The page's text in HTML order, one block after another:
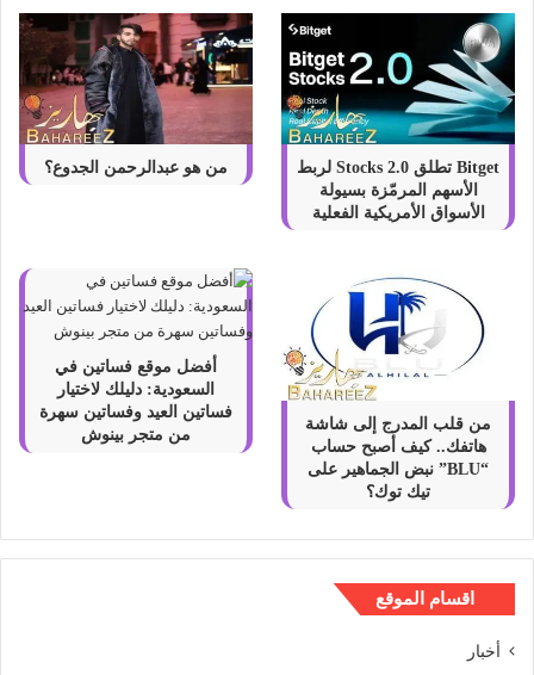
Bitget تطلق Stocks 2.0 لربط
الأسهم المرمّزة بسيولة
الأسواق الأمريكية الفعلية
من هو عبدالرحمن الجدوع؟
من قلب المدرج إلى شاشة
هاتفك.. كيف أصبح حساب
“BLU” نبض الجماهير على
تيك توك؟
أفضل موقع فساتين في
السعودية: دليلك لاختيار
فساتين العيد وفساتين سهرة
من متجر بينوش
اقسام الموقع
أخبار